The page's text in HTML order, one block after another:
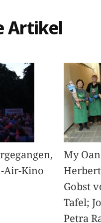
Artikel
Air-Kino
My
Gobst
Tafel;
Petra